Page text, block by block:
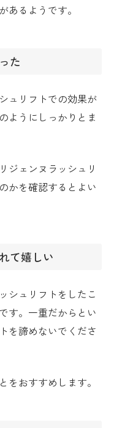
あるようです。
た
ュリフトでの効果が
ようにしっかりとま
ジェンヌラッシュリ
かを確認するとよい
て嬉しい
シュリフトをしたこ
す。一重だからとい
を諦めないでくださ
をおすすめします。